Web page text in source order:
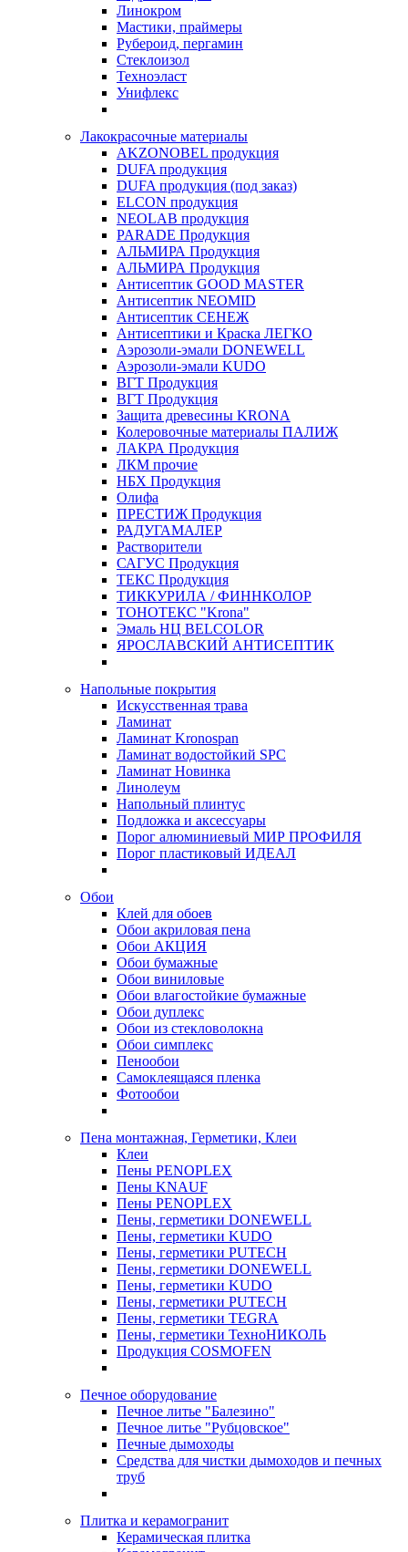
Линокром
Мастики, праймеры
Рубероид, пергамин
Стеклоизол
Техноэласт
Унифлекс
Лакокрасочные материалы
AKZONOBEL продукция
DUFA продукция
DUFA продукция (под заказ)
ELCON продукция
NEOLAB продукция
PARADE Продукция
АЛЬМИРА Продукция
АЛЬМИРА Продукция
Антисептик GOOD MASTER
Антисептик NEOMID
Антисептик СЕНЕЖ
Антисептики и Краска ЛЕГКО
Аэрозоли-эмали DONEWELL
Аэрозоли-эмали KUDO
ВГТ Продукция
ВГТ Продукция
Защита древесины KRONA
Колеровочные материалы ПАЛИЖ
ЛАКРА Продукция
ЛКМ прочие
НБХ Продукция
Олифа
ПРЕСТИЖ Продукция
РАДУГАМАЛЕР
Растворители
САГУС Продукция
ТЕКС Продукция
ТИККУРИЛА / ФИННКОЛОР
ТОНОТЕКС "Krona"
Эмаль НЦ BELCOLOR
ЯРОСЛАВСКИЙ АНТИСЕПТИК
Напольные покрытия
Искусственная трава
Ламинат
Ламинат Kronospan
Ламинат водостойкий SPC
Ламинат Новинка
Линолеум
Напольный плинтус
Подложка и аксессуары
Порог алюминиевый МИР ПРОФИЛЯ
Порог пластиковый ИДЕАЛ
Обои
Клей для обоев
Обои акриловая пена
Обои АКЦИЯ
Обои бумажные
Обои виниловые
Обои влагостойкие бумажные
Обои дуплекс
Обои из стекловолокна
Обои симплекс
Пенообои
Самоклеящаяся пленка
Фотообои
Пена монтажная, Герметики, Клеи
Клеи
Пены PENOPLEX
Пены KNAUF
Пены PENOPLEX
Пены, герметики DONEWELL
Пены, герметики KUDO
Пены, герметики PUTECH
Пены, герметики DONEWELL
Пены, герметики KUDO
Пены, герметики PUTECH
Пены, герметики TEGRA
Пены, герметики ТехноНИКОЛЬ
Продукция COSMOFEN
Печное оборудование
Печное литье "Балезино"
Печное литье "Рубцовское"
Печные дымоходы
Средства для чистки дымоходов и печных
труб
Плитка и керамогранит
Керамическая плитка